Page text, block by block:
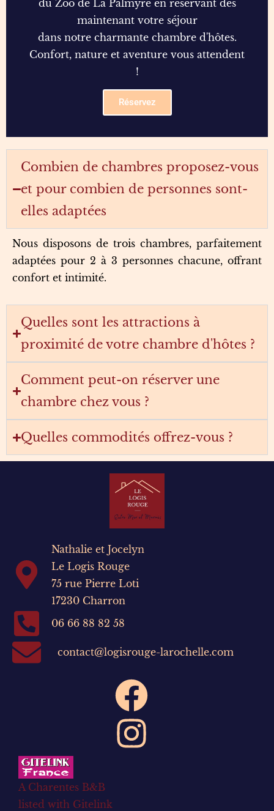
du Zoo de La Palmyre en réservant dès
maintenant votre séjour
dans notre charmante chambre d'hôtes.
Confort, nature et aventure vous attendent
!
Réservez
Combien de chambres proposez-vous
et pour combien de personnes sont-
elles adaptées
Nous disposons de trois chambres, parfaitement
adaptées pour 2 à 3 personnes chacune, offrant
confort et intimité.
Quelles sont les attractions à
proximité de votre chambre d'hôtes ?
Comment peut-on réserver une
chambre chez vous ?
Quelles commodités offrez-vous ?
Nathalie et Jocelyn
Le Logis Rouge
75 rue Pierre Loti
17230 Charron
06 66 88 82 58
contact@logisrouge-larochelle.com
A Charentes B&B
listed with Gitelink